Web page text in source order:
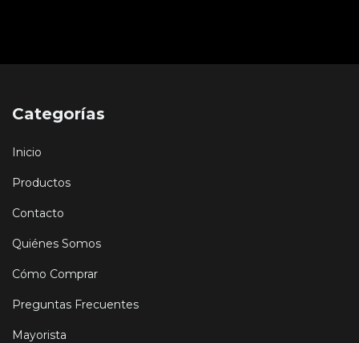
Categorías
Inicio
Productos
Contacto
Quiénes Somos
Cómo Comprar
Preguntas Frecuentes
Mayorista